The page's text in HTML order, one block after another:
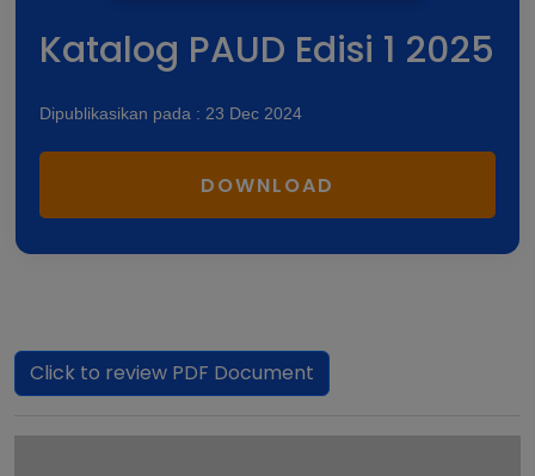
Katalog PAUD Edisi 1 2025
Dipublikasikan pada : 23 Dec 2024
DOWNLOAD